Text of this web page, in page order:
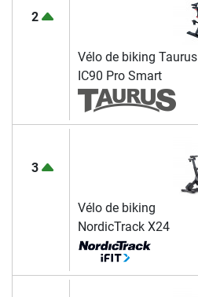
2
Vélo de biking Taurus
IC90 Pro Smart
3
Vélo de biking
NordicTrack X24